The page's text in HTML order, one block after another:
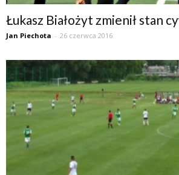
Łukasz Białożyt zmienił stan
Jan Piechota - 26 czerwca 2016